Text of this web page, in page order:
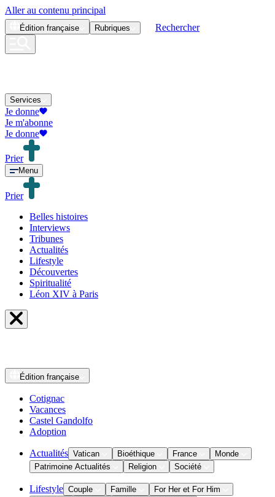
Aller au contenu principal
Édition française Rubriques Rechercher
Services
Je donne
Je m'abonne
Je donne
Prier
Menu
Prier
Belles histoires
Interviews
Tribunes
Actualités
Lifestyle
Découvertes
Spiritualité
Léon XIV à Paris
Édition française
Cotignac
Vacances
Castel Gandolfo
Adoption
Actualités Vatican Bioéthique France
Monde
Patrimoine Actualités
Religion Société
Lifestyle Couple Famille
For Her et For Him